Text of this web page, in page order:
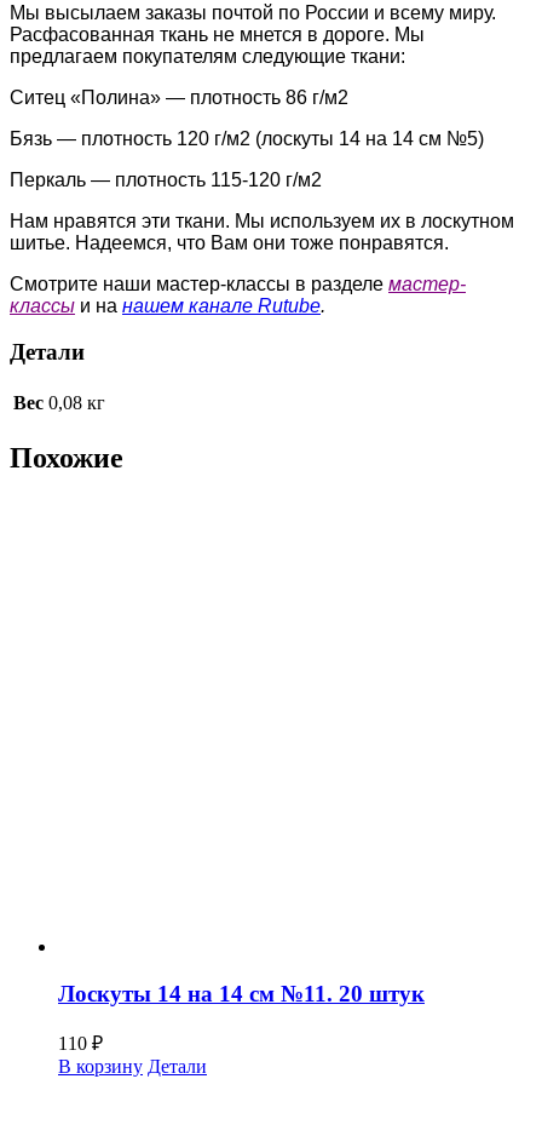
Мы высылаем заказы почтой по России и всему миру.
Расфасованная ткань не мнется в дороге. Мы
предлагаем покупателям следующие ткани:
Ситец «Полина» — плотность 86 г/м2
Бязь — плотность 120 г/м2 (лоскуты 14 на 14 см №5)
Перкаль — плотность 115-120 г/м2
Нам нравятся эти ткани. Мы используем их в лоскутном
шитье. Надеемся, что Вам они тоже понравятся.
Смотрите наши мастер-классы в разделе мастер-
классы и на нашем канале Rutube.
Детали
Вес 0,08 кг
Похожие
Лоскуты 14 на 14 см №11. 20 штук
110 ₽
В корзину Детали